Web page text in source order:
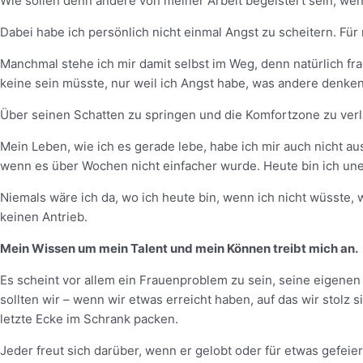
Dabei habe ich persönlich nicht einmal Angst zu scheitern.
Manchmal stehe ich mir damit selbst im Weg, denn natürlich
keine sein müsste, nur weil ich Angst habe, was andere
Über seinen Schatten zu springen und die Komfortzone zu
Mein Leben, wie ich es gerade lebe, habe ich mir auch nicht
wenn es über Wochen nicht einfacher wurde. Heute bin ich
Niemals wäre ich da, wo ich heute bin, wenn ich nicht
keinen Antrieb.
Mein Wissen um mein Talent und mein Können treibt mich an.
Es scheint vor allem ein Frauenproblem zu sein, seine
sollten wir – wenn wir etwas erreicht haben, auf das wir stolz
letzte Ecke im Schrank packen.
Jeder freut sich darüber, wenn er gelobt oder für etwas